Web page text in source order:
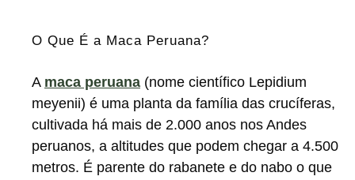
O Que É a Maca Peruana?
A maca peruana (nome científico Lepidium
meyenii) é uma planta da família das crucíferas,
cultivada há mais de 2.000 anos nos Andes
peruanos, a altitudes que podem chegar a 4.500
metros. É parente do rabanete e do nabo o que